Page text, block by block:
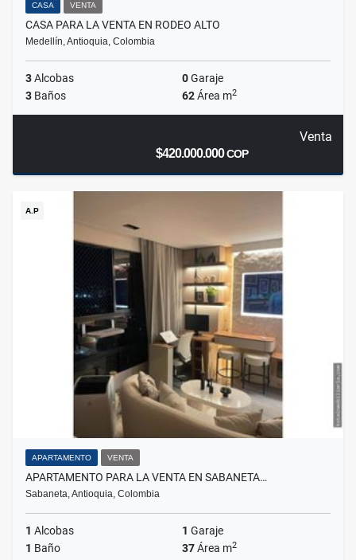
CASA VENTA
CASA PARA LA VENTA EN RODEO ALTO
Medellín, Antioquia, Colombia
3Alcobas 0Garaje
3 Baños 62Área m2
Venta
$420.000.000COP
A.P
APARTAMENTO VENTA
APARTAMENTO PARA LA VENTA EN SABANETA…
Sabaneta, Antioquia, Colombia
1 Alcobas 1 Garaje
1 Baño 37Área m2